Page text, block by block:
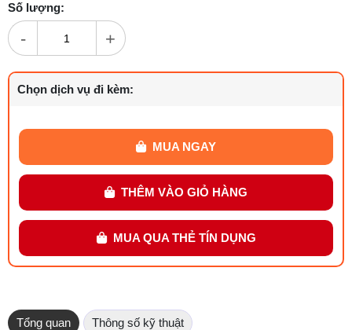
Số lượng:
- +
Chọn dịch vụ đi kèm:
MUA NGAY
THÊM VÀO GIỎ HÀNG
MUA QUA THẺ TÍN DỤNG
Tổng quan Thông số kỹ thuật